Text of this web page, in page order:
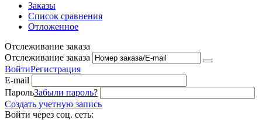
Заказы
Список сравнения
Отложенное
Отслеживание заказа
Отслеживание заказа
ВойтиРегистрация
E-mail
ПарольЗабыли пароль?
Создать учетную запись
Войти через соц. сеть: